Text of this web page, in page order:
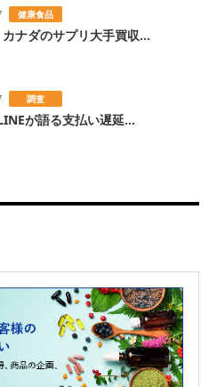
健康食品
ナダのサプリ大手買収...
調査
が語る支払い遅延...